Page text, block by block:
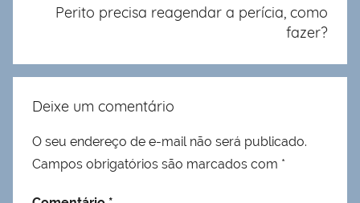
Perito precisa reagendar a perícia, como
fazer?
Deixe um comentário
O seu endereço de e-mail não será publicado.
Campos obrigatórios são marcados com *